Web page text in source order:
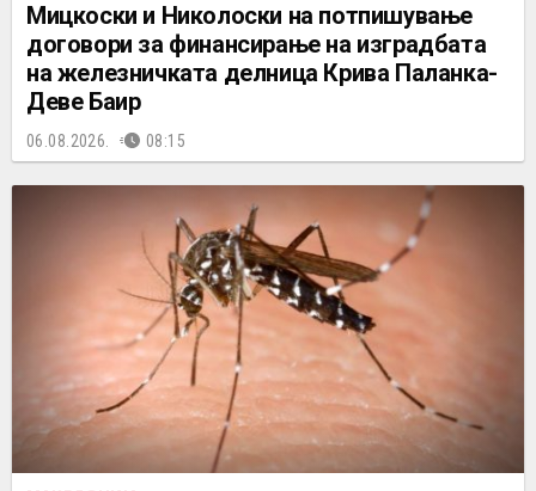
Мицкоски и Николоски на потпишување
договори за финансирање на изградбата
на железничката делница Крива Паланка-
Деве Баир
06.08.2026. 08:15